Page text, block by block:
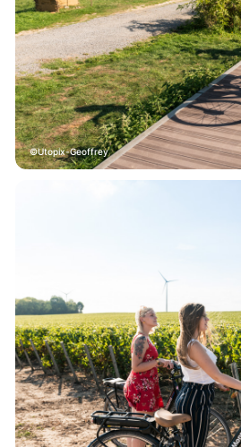
Utopix-Geoffrey